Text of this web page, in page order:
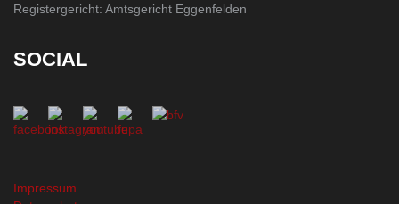
Registergericht: Amtsgericht Eggenfelden
SOCIAL
Impressum